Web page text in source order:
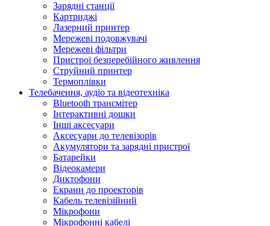
Зарядні станції
Картриджі
Лазерний принтер
Мережеві подовжувачі
Мережеві фільтри
Пристрої безперебійного живлення
Струйний принтер
Термоплівки
Телебачення, аудіо та відеотехніка
Bluetooth трансмітер
Інтерактивні дошки
Інші аксесуари
Аксесуари до телевізорів
Акумулятори та зарядні пристрої
Батарейки
Відеокамери
Диктофони
Екрани до проекторів
Кабель телевізійний
Мікрофони
Мікрофонні кабелі